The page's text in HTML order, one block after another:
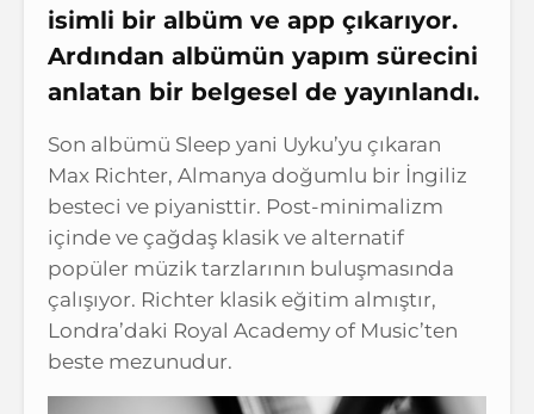
isimli bir albüm ve app çıkarıyor.
Ardından albümün yapım sürecini
anlatan bir belgesel de yayınlandı.
Son albümü Sleep yani Uyku’yu çıkaran
Max Richter, Almanya doğumlu bir İngiliz
besteci ve piyanisttir. Post-minimalizm
içinde ve çağdaş klasik ve alternatif
popüler müzik tarzlarının buluşmasında
çalışıyor. Richter klasik eğitim almıştır,
Londra’daki Royal Academy of Music’ten
beste mezunudur.